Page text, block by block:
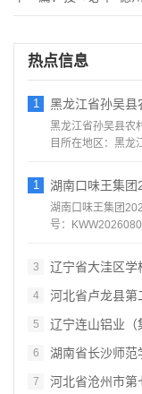
热点信息
1 黑龙江省孙吴县
黑龙江省孙吴县农
目所在地区：黑龙
1 湖南口味王集团
湖南口味王集团
号：
3 辽宁省大洼区学
4 河北省卢龙县第
5 辽宁连山铝业（
6 湖南省长沙师范
7 河北省沧州市第